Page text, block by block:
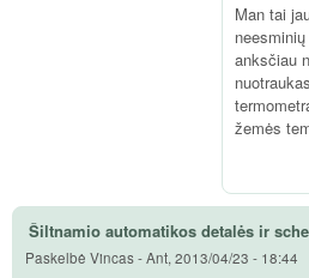
Man tai
anksčiau
žemės
Šiltnamio automatikos detalės ir
Paskelbė Vincas-Ant, 2013/04/23 - 18:44